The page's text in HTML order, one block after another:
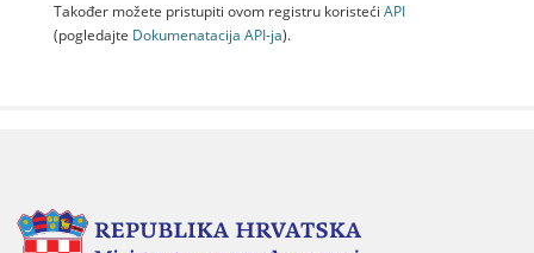
Također možete pristupiti ovom registru koristeći API
(pogledajte Dokumenаtаcijа API-jа).